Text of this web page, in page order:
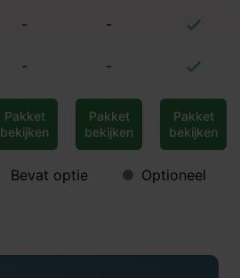
- -
- -
Pakket
bekijken
Pakket
bekijken
Pakket
bekijken
Bevat optie Optioneel